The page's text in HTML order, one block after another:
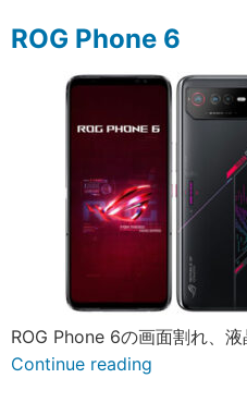
ROG Phone 6
ROG Phone 6の画面割れ、
Continue reading